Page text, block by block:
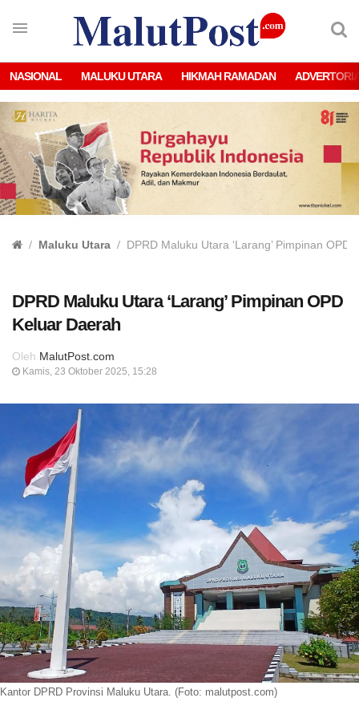
NASIONAL MALUKU UTARA HIKMAH RAMADAN
Maluku Utara DPRD Maluku Utara ‘Larang’ Pimpinan OPD
DPRD Maluku Utara ‘Larang’ Pimpinan OPD
Keluar Daerah
Oleh MalutPost.com
Kamis, 23 Oktober 2025, 15:28
Kantor DPRD Provinsi Maluku Utara. (Foto: malutpost.com)